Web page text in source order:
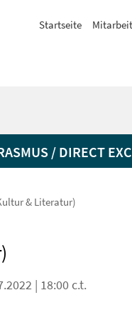
Startseite
/ DIRECT
& Literatur)
| 18:00 c.t.